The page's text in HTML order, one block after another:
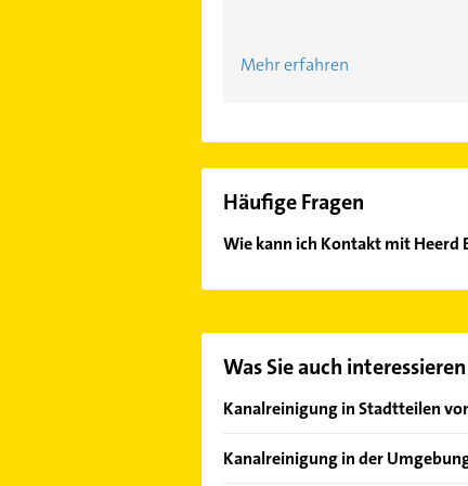
Mehr erfahren
Häufige Fragen
Wie kann ich Kontakt mit Heerd
Was Sie auch
Kanalreinigung in Stadtteilen
Dudweiler
Kanalreinigung in der